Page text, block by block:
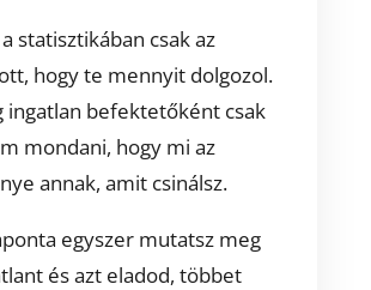
statisztikában csak az
hogy te mennyit dolgozol.
ingatlan befektetőként csak
mondani, hogy mi az
annak, amit csinálsz.
egyszer mutatsz meg
és azt eladod, többet